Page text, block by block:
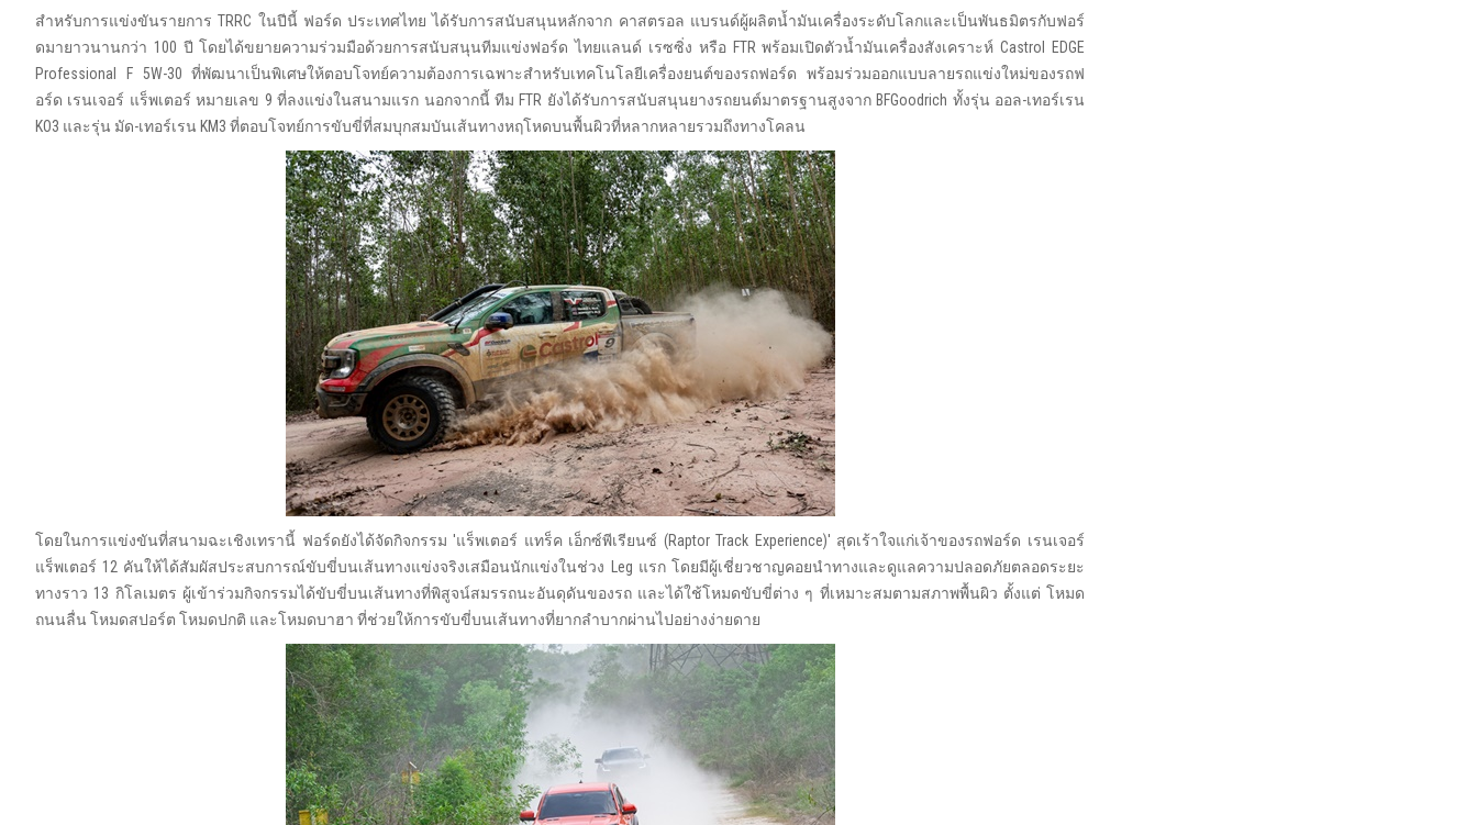
สำหรับการแข่งขันรายการ TRRC ในปีนี้ ฟอร์ด ประเทศไทย ได้รับการสนับสนุนหลักจาก คาสตรอล แบรนด์ผู้ผลิตน้ำมันเครื่องระดับโลกและเป็นพันธมิตรกับฟอร์
ดมายาวนานกว่า 100 ปี โดยได้ขยายความร่วมมือด้วยการสนับสนุนทีมแข่งฟอร์ด ไทยแลนด์ เรซซิ่ง หรือ FTR พร้อมเปิดตัวน้ำมันเครื่องสังเคราะห์ Castrol EDGE
Professional F 5W-30 ที่พัฒนาเป็นพิเศษให้ตอบโจทย์ความต้องการเฉพาะสำหรับเทคโนโลยีเครื่องยนต์ของรถฟอร์ด พร้อมร่วมออกแบบลายรถแข่งใหม่ของรถฟ
อร์ด เรนเจอร์ แร็พเตอร์ หมายเลข 9 ที่ลงแข่งในสนามแรก นอกจากนี้ ทีม FTR ยังได้รับการสนับสนุนยางรถยนต์มาตรฐานสูงจาก BFGoodrich ทั้งรุ่น ออล-เทอร์เรน
KO3 และรุ่น มัด-เทอร์เรน KM3 ที่ตอบโจทย์การขับขี่ที่สมบุกสมบันเส้นทางหฤโหดบนพื้นผิวที่หลากหลายรวมถึงทางโคลน
โดยในการแข่งขันที่สนามฉะเชิงเทรานี้ ฟอร์ดยังได้จัดกิจกรรม 'แร็พเตอร์ แทร็ค เอ็กซ์พีเรียนซ์ (Raptor Track Experience)' สุดเร้าใจแก่เจ้าของรถฟอร์ด เรนเจอร์
แร็พเตอร์ 12 คันให้ได้สัมผัสประสบการณ์ขับขี่บนเส้นทางแข่งจริงเสมือนนักแข่งในช่วง Leg แรก โดยมีผู้เชี่ยวชาญคอยนำทางและดูแลความปลอดภัยตลอดระยะ
ทางราว 13 กิโลเมตร ผู้เข้าร่วมกิจกรรมได้ขับขี่บนเส้นทางที่พิสูจน์สมรรถนะอันดุดันของรถ และได้ใช้โหมดขับขี่ต่าง ๆ ที่เหมาะสมตามสภาพพื้นผิว ตั้งแต่ โหมด
ถนนลื่น โหมดสปอร์ต โหมดปกติ และโหมดบาฮา ที่ช่วยให้การขับขี่บนเส้นทางที่ยากลำบากผ่านไปอย่างง่ายดาย